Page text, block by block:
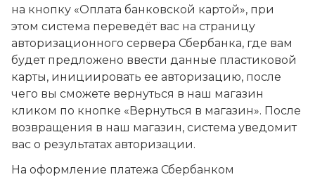
на кнопку «Оплата банковской картой», при
этом система переведёт вас на страницу
авторизационного сервера Сбербанка, где вам
будет предложено ввести данные пластиковой
карты, инициировать ее авторизацию, после
чего вы сможете вернуться в наш магазин
кликом по кнопке «Вернуться в магазин». После
возвращения в наш магазин, система уведомит
вас о результатах авторизации.
На оформление платежа Сбербанком